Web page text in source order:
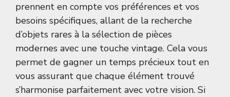
prennent en compte vos préférences et vos
besoins spécifiques, allant de la recherche
d’objets rares à la sélection de pièces
modernes avec une touche vintage. Cela vous
permet de gagner un temps précieux tout en
vous assurant que chaque élément trouvé
s’harmonise parfaitement avec votre vision. Si